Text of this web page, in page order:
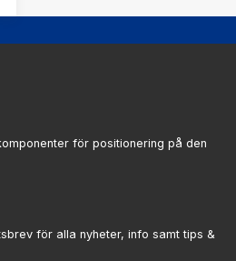
för positionering på den
för alla nyheter, info samt tips &